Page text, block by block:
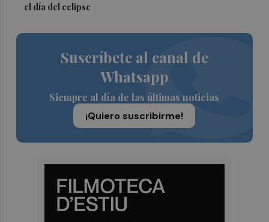
el día del eclipse
Suscríbete al canal de
Whatsapp
Siempre al día de las últimas noticias
¡Quiero suscribirme!